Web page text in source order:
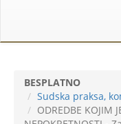
BESPLATNO
Sudska praksa,
ODREDBE KOJIM